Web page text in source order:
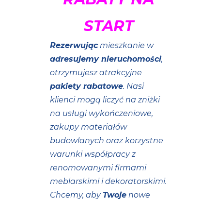
START
Rezerwującmieszkanie w
adresujemy nieruchomości,
otrzymujesz atrakcyjne
pakiety rabatowe. Nasi
klienci mogą liczyć na zniżki
na usługi wykończeniowe,
zakupy materiałów
budowlanych oraz korzystne
warunki współpracy z
renomowanymi firmami
meblarskimi i dekoratorskimi.
Chcemy, aby Twojenowe